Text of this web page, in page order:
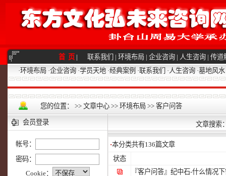
首 页 | 联系我们 | 环境布局 | 企业咨询 | 人生咨询 | 传道
·环境布局 ·企业咨询 ·学员天地 ·经典案例 ·联系我们 ·人生咨询 ·墓地风水
您的位置： >> 文章中心 >> 环境布局 >> 客户问答
会员登录
帐号：
密码：
Cookie：
文章搜索
·本分类共有136篇文章
状态
『客户问答』 纪中石-什么情况